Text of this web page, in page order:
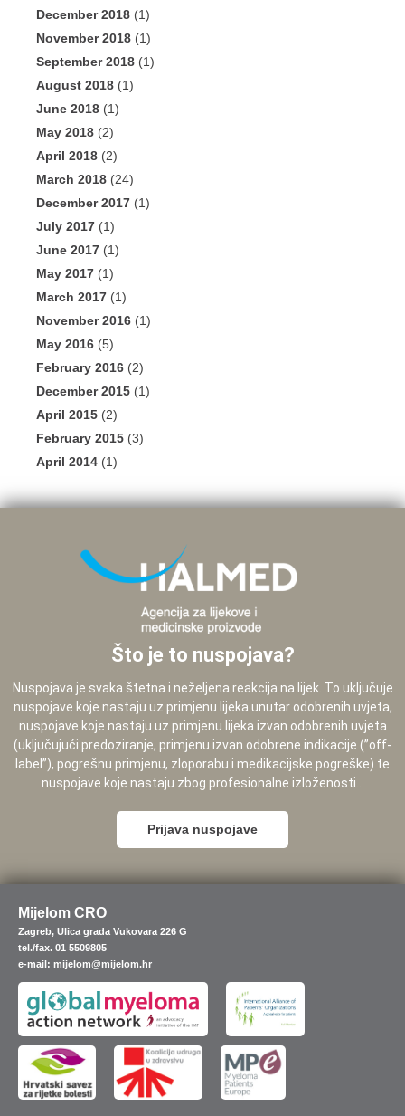
December 2018 (1)
November 2018 (1)
September 2018 (1)
August 2018 (1)
June 2018 (1)
May 2018 (2)
April 2018 (2)
March 2018 (24)
December 2017 (1)
July 2017 (1)
June 2017 (1)
May 2017 (1)
March 2017 (1)
November 2016 (1)
May 2016 (5)
February 2016 (2)
December 2015 (1)
April 2015 (2)
February 2015 (3)
April 2014 (1)
Što je to nuspojava?
Nuspojava je svaka štetna i neželjena reakcija na lijek. To uključuje
nuspojave koje nastaju uz primjenu lijeka unutar odobrenih uvjeta,
nuspojave koje nastaju uz primjenu lijeka izvan odobrenih uvjeta
(uključujući predoziranje, primjenu izvan odobrene indikacije (”off-
label”), pogrešnu primjenu, zloporabu i medikacijske pogreške) te
nuspojave koje nastaju zbog profesionalne izloženosti...
Prijava nuspojave
Mijelom CRO
Zagreb, Ulica grada Vukovara 226 G
tel./fax. 01 5509805
e-mail: mijelom@mijelom.hr